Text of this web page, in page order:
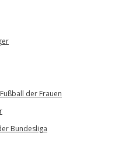
der Frauen
Bundesliga